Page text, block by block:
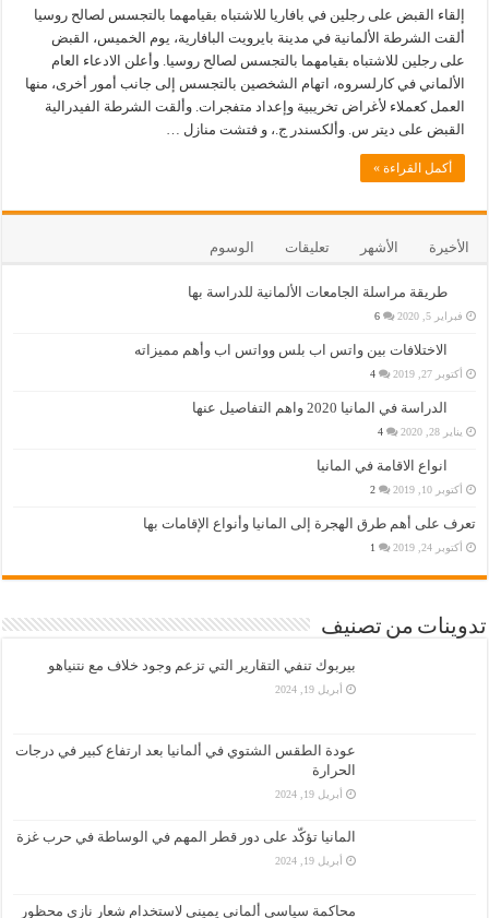
إلقاء القبض على رجلين في بافاريا للاشتباه بقيامهما بالتجسس لصالح روسيا
ألقت الشرطة الألمانية في مدينة بايرويت البافارية، يوم الخميس، القبض
على رجلين للاشتباه بقيامهما بالتجسس لصالح روسيا. وأعلن الادعاء العام
الألماني في كارلسروه، اتهام الشخصين بالتجسس إلى جانب أمور أخرى، منها
العمل كعملاء لأغراض تخريبية وإعداد متفجرات. وألقت الشرطة الفيدرالية
القبض على ديتر س. وألكسندر ج.، و فتشت منازل …
أكمل القراءة »
الأخيرة الأشهر تعليقات الوسوم
طريقة مراسلة الجامعات الألمانية للدراسة بها
فبراير 5, 2020 6
الاختلافات بين واتس اب بلس وواتس اب وأهم مميزاته
أكتوبر 27, 2019 4
الدراسة في المانيا 2020 واهم التفاصيل عنها
يناير 28, 2020 4
انواع الاقامة في المانيا
أكتوبر 10, 2019 2
تعرف على أهم طرق الهجرة إلى المانيا وأنواع الإقامات بها
أكتوبر 24, 2019 1
تدوينات من تصنيف
بيربوك تنفي التقارير التي تزعم وجود خلاف مع نتنياهو
أبريل 19, 2024
عودة الطقس الشتوي في ألمانيا بعد ارتفاع كبير في درجات
الحرارة
أبريل 19, 2024
المانيا تؤكّد على دور قطر المهم في الوساطة في حرب غزة
أبريل 19, 2024
محاكمة سياسي ألماني يميني لاستخدام شعار نازي محظور